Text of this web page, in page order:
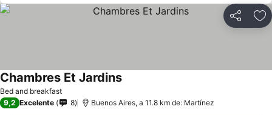
Compartir
Bed and breakfast
Chambres Et Jardins
9,2 Excelente 8 Buenos Aires, a 11.8 km de: Martínez